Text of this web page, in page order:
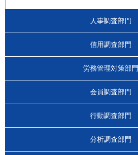
人事調査部門
信用調査部門
労務管理対策部門
会員調査部門
行動調査部門
分析調査部門